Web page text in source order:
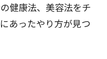
健康法、美容法をチ
あったやり方が見つ